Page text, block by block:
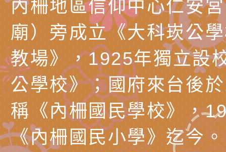
時光」海報
『原原』不絕－親子
會」
理「桃園市115年度
職員及家長特教知能
轉知中華民國全國家
會（以下簡稱全家協
115年國民小學學生
明會」
轉知台中市身心障礙
協會辦理「臺中市第
之光身心障礙繪畫徵
展」活動
檢送國立臺南大學辦
視覺障礙學生儀表及
學研習」實施計畫(
「區域職業試探與體
心」、「自造教育及
中心」及「國中小職
轉知本市辦理「115
者保齡球賽」
檢送桃園市政府LED
內柵地區信仰中心仁安
廟）旁成立《大科崁公
教場》，1925年獨立設
公學校》；國府來台後
稱《內柵國民學校》，
《內柵國民小學》迄今。